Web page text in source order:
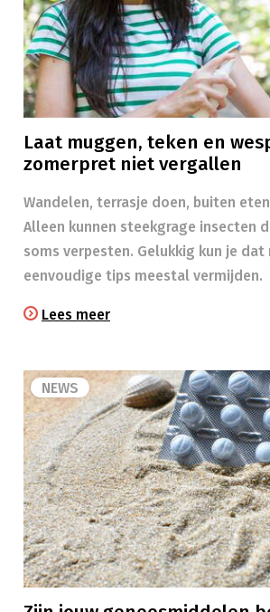
Laat muggen, teken en
zomerpret niet vergallen
Wandelen, terrasje doen, buiten
Alleen kunnen steekgrage insecten
soms verpesten. Gelukkig kun je dat
eenvoudige tips meestal vermijden.
Lees meer
NEWS